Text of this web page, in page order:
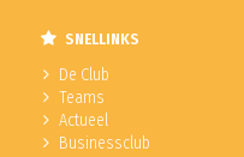
SNELLINKS
De Club
Teams
Actueel
Businessclub